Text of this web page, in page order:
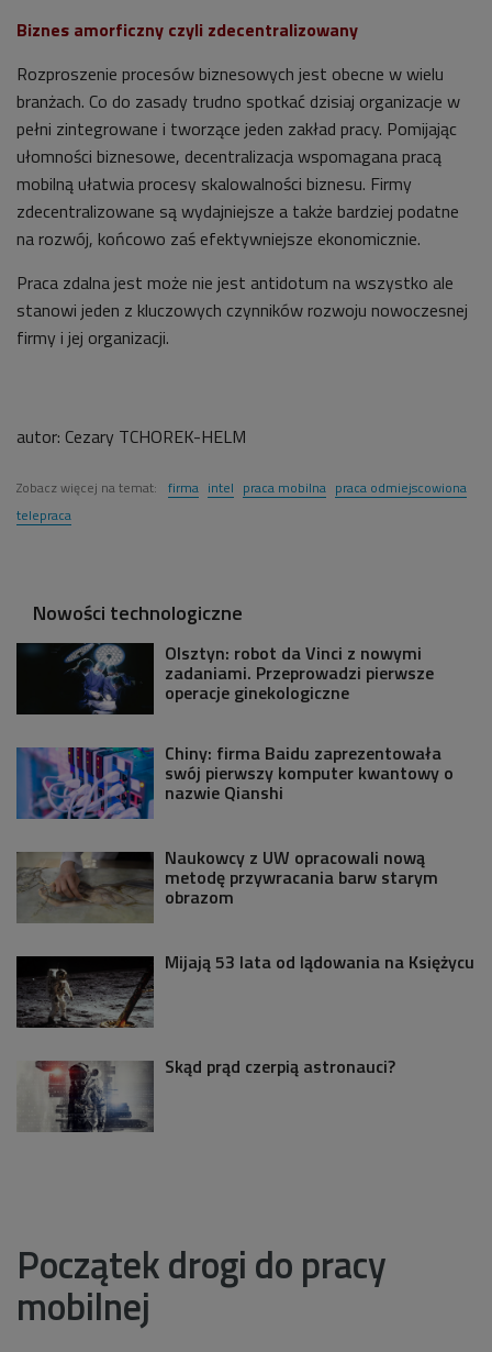
Biznes amorficzny czyli zdecentralizowany
Rozproszenie procesów biznesowych jest obecne w wielu
branżach. Co do zasady trudno spotkać dzisiaj organizacje w
pełni zintegrowane i tworzące jeden zakład pracy. Pomijając
ułomności biznesowe, decentralizacja wspomagana pracą
mobilną ułatwia procesy skalowalności biznesu. Firmy
zdecentralizowane są wydajniejsze a także bardziej podatne
na rozwój, końcowo zaś efektywniejsze ekonomicznie.
Praca zdalna jest może nie jest antidotum na wszystko ale
stanowi jeden z kluczowych czynników rozwoju nowoczesnej
firmy i jej organizacji.
autor: Cezary TCHOREK-HELM
Zobacz więcej na temat: firma intel praca mobilna praca odmiejscowiona
telepraca
Nowości technologiczne
Olsztyn: robot da Vinci z nowymi
zadaniami. Przeprowadzi pierwsze
operacje ginekologiczne
Chiny: firma Baidu zaprezentowała
swój pierwszy komputer kwantowy o
nazwie Qianshi
Naukowcy z UW opracowali nową
metodę przywracania barw starym
obrazom
Mijają 53 lata od lądowania na Księżycu
Skąd prąd czerpią astronauci?
Początek drogi do pracy
mobilnej